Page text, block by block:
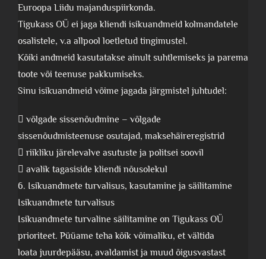
Euroopa Liidu majanduspiirkonda.
Tigukass OÜ ei jaga kliendi isikuandmeid kolmandatele
osalistele, v.a allpool loetletud tingimustel.
Kõiki andmeid kasutatakse ainult suhtlemiseks ja parema
toote või teenuse pakkumiseks.
Sinu isikuandmeid võime jagada järgmistel juhtudel:
 võlgade sissenõudmine – võlgade
sissenõudmisteenuse osutajad, maksehäireregistrid
 riikliku järelevalve asutuste ja politsei soovil
 avalik tagasiside kliendi nõusolekul
6. Isikuandmete turvalisus, kasutamine ja säilitamine
Isikuandmete turvalisus
Isikuandmete turvaline säilitamine on Tigukass OÜ
prioriteet. Püüame teha kõik võimaliku, et vältida
loata juurdepääsu, avaldamist ja muud õigusvastast